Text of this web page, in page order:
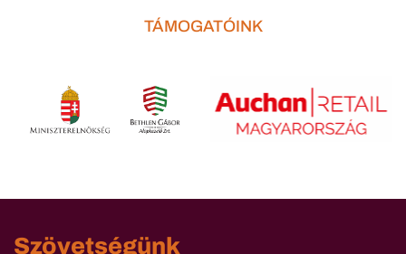
TÁMOGATÓINK
Szövetségünk